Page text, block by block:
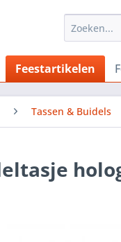
Feestartikelen
Tassen & Buidels